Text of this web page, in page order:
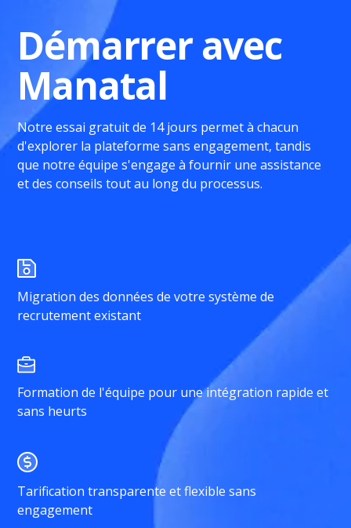
Démarrer avec
Manatal
Notre essai gratuit de 14 jours permet à chacun
d'explorer la plateforme sans engagement, tandis
que notre équipe s'engage à fournir une assistance
et des conseils tout au long du processus.
Migration des données de votre système de
recrutement existant
Formation de l'équipe pour une intégration rapide et
sans heurts
Tarification transparente et flexible sans
engagement